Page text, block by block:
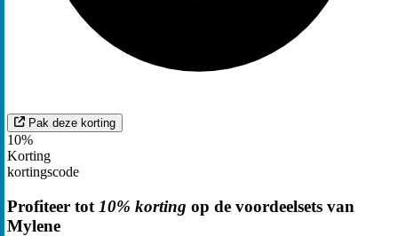
Pak deze korting
10%
Korting
kortingscode
Profiteer tot 10% korting op de voordeelsets van
Mylene